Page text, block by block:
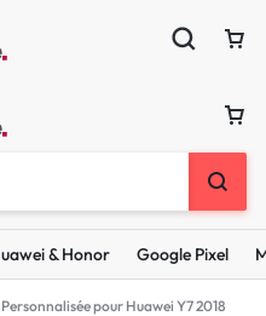
& Honor Google Pixel
pour Huawei Y7 2018